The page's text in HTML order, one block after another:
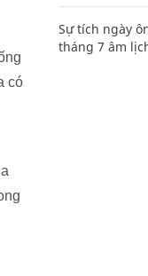
có
Sự tích ngày
tháng 7 âm